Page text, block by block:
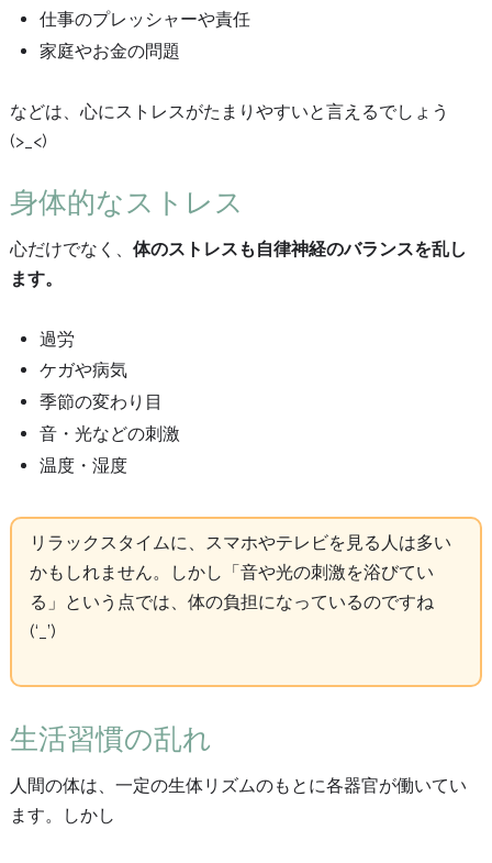
仕事のプレッシャーや責任
家庭やお金の問題
などは、心にストレスがたまりやすいと言えるでしょう
(>_<)
身体的なストレス
心だけでなく、 体のストレスも自律神経のバランスを乱し
ます。
過労
ケガや病気
季節の変わり目
音・光などの刺激
温度・湿度
リラックスタイムに、スマホやテレビを見る人は多い
かもしれません。しかし「音や光の刺激を浴びてい
る」という点では、体の負担になっているのですね
(‘_’)
生活習慣の乱れ
人間の体は、一定の生体リズムのもとに各器官が働いてい
ます。しかし